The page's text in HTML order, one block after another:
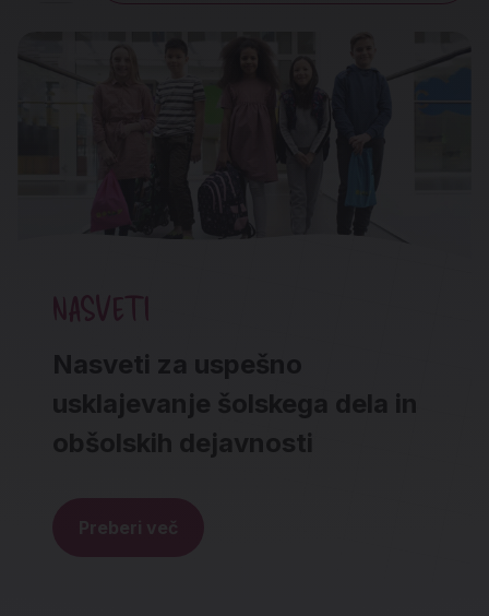
NASVETI
Nasveti za uspešno
usklajevanje šolskega dela in
obšolskih dejavnosti
Preberi več